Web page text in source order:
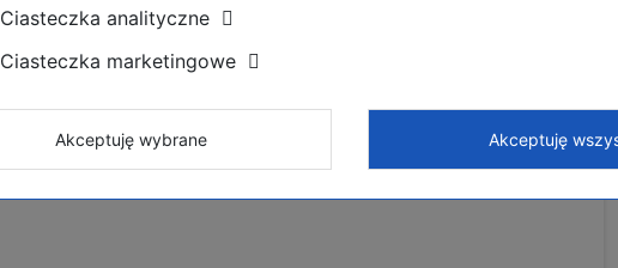
Mutxamel,
Ciasteczka analityczne
Ciasteczka marketingowe
Akceptuję wybrane Akceptuję